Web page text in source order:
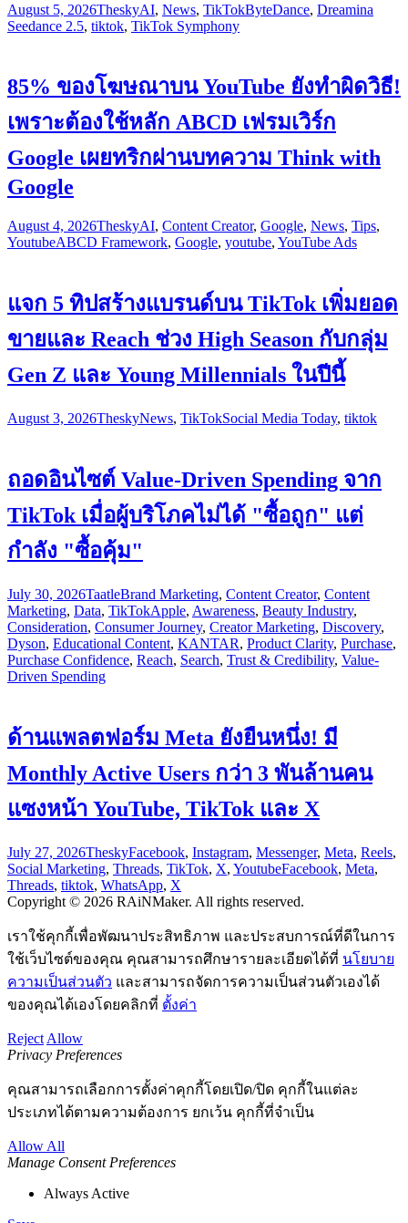
August 5, 2026TheskyAI, News, TikTokByteDance, Dreamina
Seedance 2.5, tiktok, TikTok Symphony
85% ของโฆษณาบน YouTube ยังทำผิดวิธี!
เพราะต้องใช้หลัก ABCD เฟรมเวิร์ก
Google เผยทริกผ่านบทความ Think with
Google
August 4, 2026TheskyAI, Content Creator, Google, News, Tips,
YoutubeABCD Framework, Google, youtube, YouTube Ads
แจก 5 ทิปสร้างแบรนด์บน TikTok เพิ่มยอด
ขายและ Reach ช่วง High Season กับกลุ่ม
Gen Z และ Young Millennials ในปีนี้
August 3, 2026TheskyNews, TikTokSocial Media Today, tiktok
ถอดอินไซต์ Value-Driven Spending จาก
TikTok เมื่อผู้บริโภคไม่ได้ "ซื้อถูก" แต่
กำลัง "ซื้อคุ้ม"
July 30, 2026TaatleBrand Marketing, Content Creator, Content
Marketing, Data, TikTokApple, Awareness, Beauty Industry,
Consideration, Consumer Journey, Creator Marketing, Discovery,
Dyson, Educational Content, KANTAR, Product Clarity, Purchase,
Purchase Confidence, Reach, Search, Trust & Credibility, Value-
Driven Spending
ด้านแพลตฟอร์ม Meta ยังยืนหนึ่ง! มี
Monthly Active Users กว่า 3 พันล้านคน
แซงหน้า YouTube, TikTok และ X
July 27, 2026TheskyFacebook, Instagram, Messenger, Meta, Reels,
Social Marketing, Threads, TikTok, X, YoutubeFacebook, Meta,
Threads, tiktok, WhatsApp, X
Copyright © 2026 RAiNMaker. All rights reserved.
เราใช้คุกกี้เพื่อพัฒนาประสิทธิภาพ และประสบการณ์ที่ดีในการ
ใช้เว็บไซต์ของคุณ คุณสามารถศึกษารายละเอียดได้ที่ นโยบาย
ความเป็นส่วนตัว และสามารถจัดการความเป็นส่วนตัวเองได้
ของคุณได้เองโดยคลิกที่ ตั้งค่า
Reject Allow
Privacy Preferences
คุณสามารถเลือกการตั้งค่าคุกกี้โดยเปิด/ปิด คุกกี้ในแต่ละ
ประเภทได้ตามความต้องการ ยกเว้น คุกกี้ที่จำเป็น
Allow All
Manage Consent Preferences
Always Active